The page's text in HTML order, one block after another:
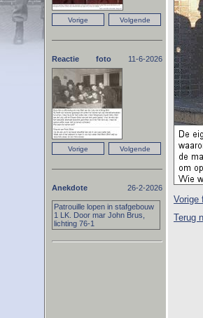
Vorige
Terug
Reactie foto 11-6-2026
Anekdote 26-2-2026
Patrouille lopen in stafgebouw
1 LK. Door mar John Brus,
lichting 76-1